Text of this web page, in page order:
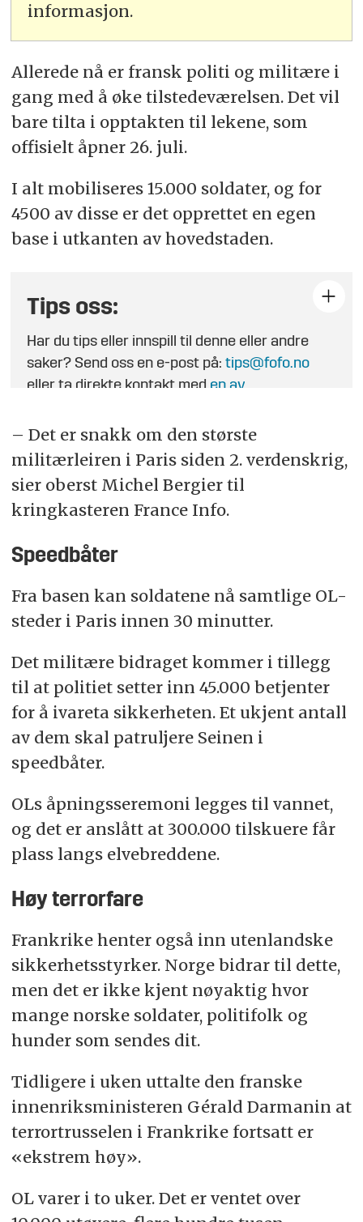
informasjon.
Allerede nå er fransk politi og militære i
gang med å øke tilstedeværelsen. Det vil
bare tilta i opptakten til lekene, som
offisielt åpner 26. juli.
I alt mobiliseres 15.000 soldater, og for
4500 av disse er det opprettet en egen
base i utkanten av hovedstaden.
Tips oss:
Har du tips eller innspill til denne eller andre
saker? Send oss en e-post på:tips@fofo.no
eller ta direkte kontakt med en av
– Det er snakk om den største
militærleiren i Paris siden 2. verdenskrig,
sier oberst Michel Bergier til
kringkasteren France Info.
Speedbåter
Fra basen kan soldatene nå samtlige OL-
steder i Paris innen 30 minutter.
Det militære bidraget kommer i tillegg
til at politiet setter inn 45.000 betjenter
for å ivareta sikkerheten. Et ukjent antall
av dem skal patruljere Seinen i
speedbåter.
OLs åpningsseremoni legges til vannet,
og det er anslått at 300.000 tilskuere får
plass langs elvebreddene.
Høy terrorfare
Frankrike henter også inn utenlandske
sikkerhetsstyrker. Norge bidrar til dette,
men det er ikke kjent nøyaktig hvor
mange norske soldater, politifolk og
hunder som sendes dit.
Tidligere i uken uttalte den franske
innenriksministeren Gérald Darmanin at
terrortrusselen i Frankrike fortsatt er
«ekstrem høy».
OL varer i to uker. Det er ventet over